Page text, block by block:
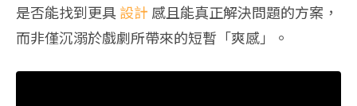
是否能找到更具設計 感且能真正解決問題的方案，
而非僅沉溺於戲劇所帶來的短暫「爽感」。